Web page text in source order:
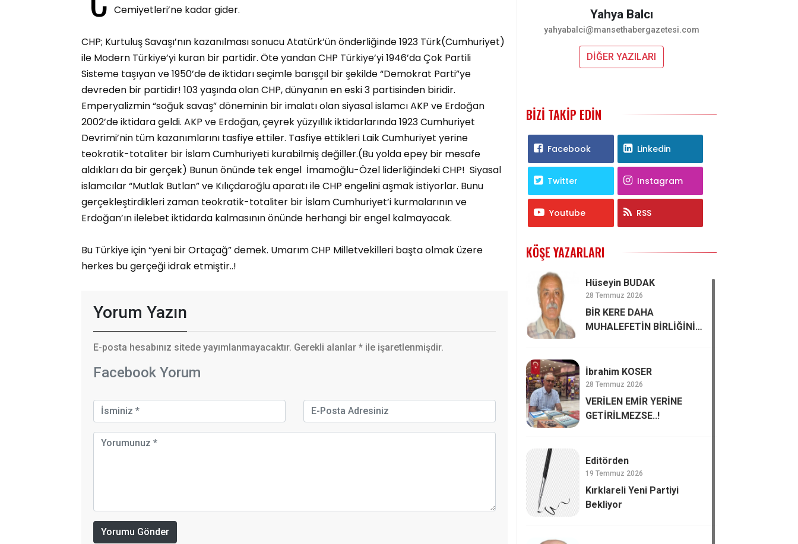
Cemiyetleri’ne kadar gider.
CHP; Kurtuluş Savaşı’nın kazanılması sonucu Atatürk’ün önderliğinde 1923 Türk(Cumhuriyet)
ile Modern Türkiye’yi kuran bir partidir. Öte yandan CHP Türkiye’yi 1946’da Çok Partili
Sisteme taşıyan ve 1950’de de iktidarı seçimle barışçıl bir şekilde “Demokrat Parti”ye
devreden bir partidir! 103 yaşında olan CHP, dünyanın en eski 3 partisinden biridir.
Emperyalizmin “soğuk savaş” döneminin bir imalatı olan siyasal islamcı AKP ve Erdoğan
2002’de iktidara geldi. AKP ve Erdoğan, çeyrek yüzyıllık iktidarlarında 1923 Cumhuriyet
Devrimi’nin tüm kazanımlarını tasfiye ettiler. Tasfiye ettikleri Laik Cumhuriyet yerine
teokratik-totaliter bir İslam Cumhuriyeti kurabilmiş değiller.(Bu yolda epey bir mesafe
aldıkları da bir gerçek) Bunun önünde tek engel İmamoğlu-Özel liderliğindeki CHP! Siyasal
islamcılar “Mutlak Butlan” ve Kılıçdaroğlu aparatı ile CHP engelini aşmak istiyorlar. Bunu
gerçekleştirdikleri zaman teokratik-totaliter bir İslam Cumhuriyet’i kurmalarının ve
Erdoğan’ın ilelebet iktidarda kalmasının önünde herhangi bir engel kalmayacak.
Bu Türkiye için “yeni bir Ortaçağ” demek. Umarım CHP Milletvekilleri başta olmak üzere
herkes bu gerçeği idrak etmiştir..!
Yorum Yazın
E-posta hesabınız sitede yayımlanmayacaktır. Gerekli alanlar * ile işaretlenmişdir.
Facebook Yorum
Yorumu Gönder
Yahya Balcı
yahyabalci@mansethabergazetesi.com
DİĞER YAZILARI
BIZI TAKIP EDIN
Facebook Linkedin
Twitter Instagram
Youtube RSS
KÖŞE YAZARLARI
Hüseyin BUDAK
28 Temmuz 2026
BİR KERE DAHA
MUHALEFETİN BİRLİĞİNİN
İbrahim KOSER
28 Temmuz 2026
VERİLEN EMİR YERİNE
GETİRİLMEZSE..!
Editörden
19 Temmuz 2026
Kırklareli Yeni Partiyi
Bekliyor